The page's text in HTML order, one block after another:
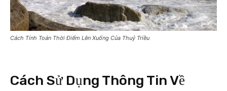
Cách Tính Toán Thời Điểm Lên Xuống Của Thuỷ Triều
Cách Sử Dụng Thông Tin Về